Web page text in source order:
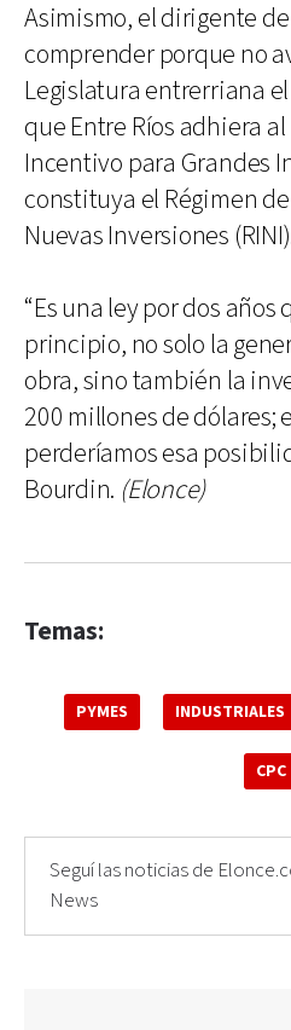
Asimismo, el dirigente
comprender porque no
Legislatura entrerriana
que Entre Ríos adhiera
Incentivo para Grandes
constituya el Régimen
Nuevas Inversiones
“Es una ley por dos
principio, no solo la
obra, sino también la
200 millones de dólares;
perderíamos esa
Bourdin. (Elonce)
Temas:
PYMES INDUSTRIALES
CPC
Seguí las noticias de
News